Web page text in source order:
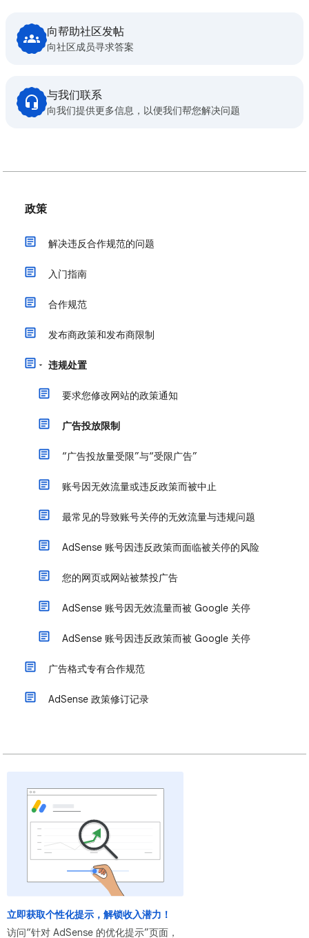
向帮助社区发帖
向社区成员寻求答案
与我们联系
向我们提供更多信息，以便我们帮您解决问题
政策
解决违反合作规范的问题
入门指南
合作规范
发布商政策和发布商限制
违规处置
要求您修改网站的政策通知
广告投放限制
“广告投放量受限”与“受限广告”
账号因无效流量或违反政策而被中止
最常见的导致账号关停的无效流量与违规问题
AdSense 账号因违反政策而面临被关停的风险
您的网页或网站被禁投广告
AdSense 账号因无效流量而被 Google 关停
AdSense 账号因违反政策而被 Google 关停
广告格式专有合作规范
AdSense 政策修订记录
立即获取个性化提示，解锁收入潜力！
访问“针对 AdSense 的优化提示”页面，